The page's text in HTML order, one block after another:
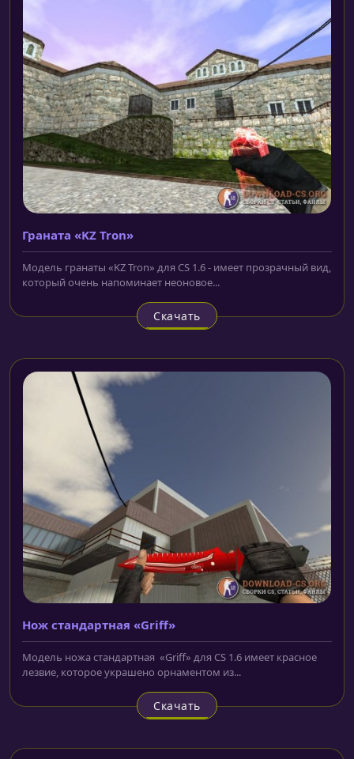
Граната «KZ Tron»
Модель гранаты «KZ Tron» для CS 1.6 - имеет прозрачный вид,
который очень напоминает неоновое...
Скачать
Нож cтандартная «Griff»
Модель ножа cтандартная «Griff» для CS 1.6 имеет красное
лезвие, которое украшено орнаментом из...
Скачать